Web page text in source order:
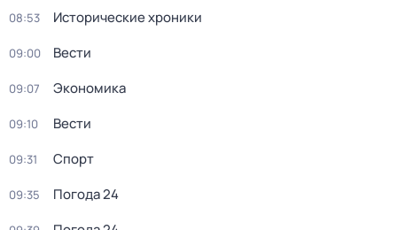
08:53 Исторические хроники
09:00 Вести
09:07 Экономика
09:10 Вести
09:31 Спорт
09:35 Погода 24